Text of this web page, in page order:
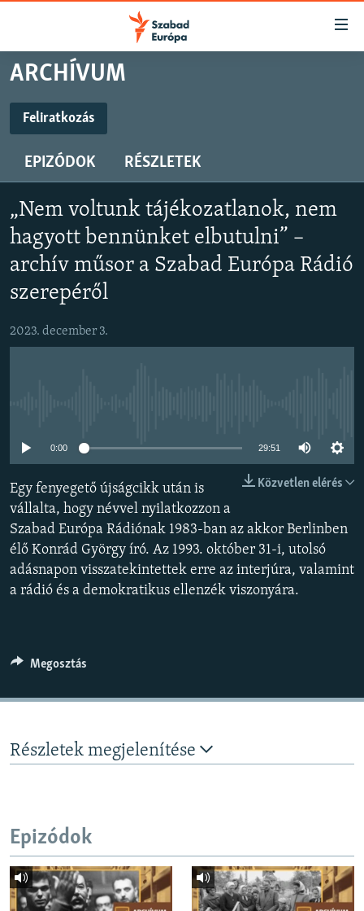
Akadálymentes
Ugrás
fő
oldalra
tartalomjegyzékre
Ugrás
keresésre
AKTUÁLIS
ELEMZŐ
NER15
SZABADON
TÁRSADALOM
DEMOKRÁCIA
A PÉNZ NYOMÁBAN
KLÍMAVÁLTOZÁS
A MÚLT TANULSÁGAI
KÖVESSEN MINKET!
Valamennyi RFE/RL weboldal
ARCHÍVUM
Feliratkozás
Spotify
Feliratkozás
EPIZÓDOK RÉSZLETEK
„Nem voltunk tájékozatlanok, nem
hagyott bennünket elbutulni” –
archív műsor a Szabad Európa Rádió
szerepéről
2023. december 3.
0:00 29:51
Közvetlen elérés
Egy fenyegető újságcikk után is
vállalta, hogy névvel nyilatkozzon a
Szabad Európa Rádiónak 1983-ban az akkor Berlinben
élő Konrád György író. Az 1993. október 31-i, utolsó
adásnapon visszatekintettek erre az interjúra, valamint
a rádió és a demokratikus ellenzék viszonyára.
Megosztás
Részletek megjelenítése
Epizódok
Spotify
Feliratkozás